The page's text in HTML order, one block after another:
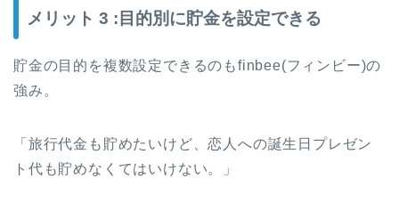
メリット 3 :目的別に貯金を設定できる
貯金の目的を複数設定できるのもfinbee(フィンビー)の
強み。
「旅行代金も貯めたいけど、恋人への誕生日プレゼン
ト代も貯めなくてはいけない。」